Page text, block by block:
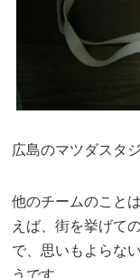
広島のマツダスタ
他のチームのこと
えば、街を挙げて
で、思いもよらな